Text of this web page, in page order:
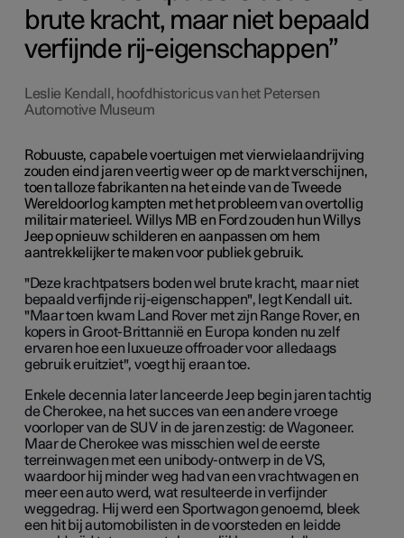
brute kracht, maar niet bepaald
verfijnde rij-eigenschappen
Leslie Kendall, hoofdhistoricus van het Petersen
Automotive Museum
Robuuste, capabele voertuigen met vierwielaandrijving
zouden eind jaren veertig weer op de markt verschijnen,
toen talloze fabrikanten na het einde van de Tweede
Wereldoorlog kampten met het probleem van overtollig
militair materieel. Willys MB en Ford zouden hun Willys
Jeep opnieuw schilderen en aanpassen om hem
aantrekkelijker te maken voor publiek gebruik.
"Deze krachtpatsers boden wel brute kracht, maar niet
bepaald verfijnde rij-eigenschappen", legt Kendall uit.
"Maar toen kwam Land Rover met zijn Range Rover, en
kopers in Groot-Brittannië en Europa konden nu zelf
ervaren hoe een luxueuze offroader voor alledaags
gebruik eruitziet", voegt hij eraan toe.
Enkele decennia later lanceerde Jeep begin jaren tachtig
de Cherokee, na het succes van een andere vroege
voorloper van de SUV in de jaren zestig: de Wagoneer.
Maar de Cherokee was misschien wel de eerste
terreinwagen met een unibody-ontwerp in de VS,
waardoor hij minder weg had van een vrachtwagen en
meer een auto werd, wat resulteerde in verfijnder
weggedrag. Hij werd een Sportwagongenoemd, bleek
een hit bij automobilisten in de voorsteden en leidde